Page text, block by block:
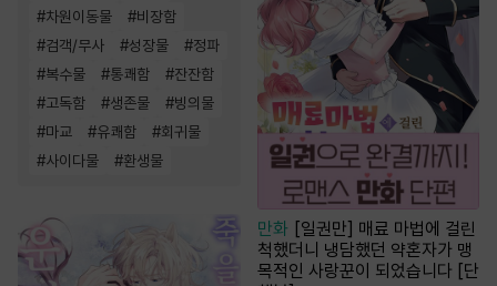
#차원이동물 #비장함
#검객/무사 #성장물 #정파
#복수물 #통쾌함 #잔잔함
#고독함 #생존물 #빙의물
#마교 #유쾌함 #회귀물
#사이다물 #환생물
만화 [일권만] 매료 마법에 걸린
척했더니 냉담했던 약혼자가 맹
목적인 사랑꾼이 되었습니다 [단